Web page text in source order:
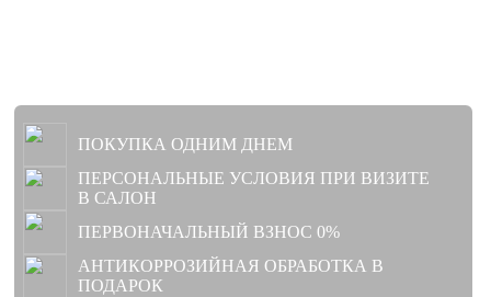
ПОКУПКА ОДНИМ ДНЕМ
ПЕРСОНАЛЬНЫЕ УСЛОВИЯ ПРИ ВИЗИТЕ
В САЛОН
ПЕРВОНАЧАЛЬНЫЙ ВЗНОС 0%
АНТИКОРРОЗИЙНАЯ ОБРАБОТКА В
ПОДАРОК